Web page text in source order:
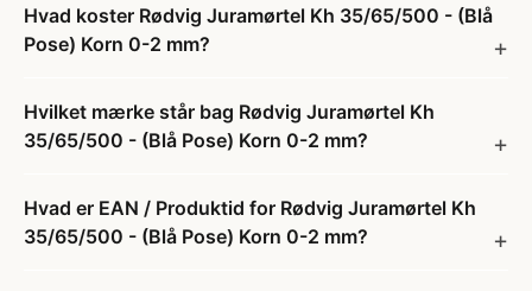
Hvad koster Rødvig Juramørtel Kh 35/65/500 - (Blå
Pose) Korn 0-2 mm?
Hvilket mærke står bag Rødvig Juramørtel Kh
35/65/500 - (Blå Pose) Korn 0-2 mm?
Hvad er EAN / Produktid for Rødvig Juramørtel Kh
35/65/500 - (Blå Pose) Korn 0-2 mm?